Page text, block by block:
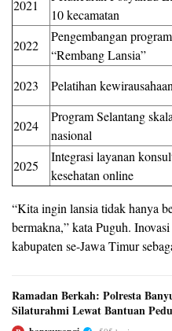
2021
10 kecamatan
2022
Pengembangan program
“Rembang Lansia”
2023
Pelatihan
2024
Program Selantang skala
nasional
2025
Integrasi layanan
kesehatan online
“Kita ingin lansia tidak hanya
bermakna,” kata Puguh.
kabupaten se-Jawa Timur
Ramadan Berkah: Polresta
Silaturahmi Lewat Bantuan